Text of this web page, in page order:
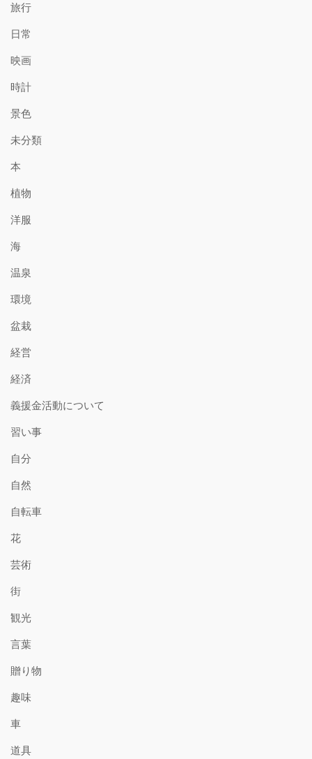
旅行
日常
映画
時計
景色
未分類
本
植物
洋服
海
温泉
環境
盆栽
経営
経済
義援金活動について
習い事
自分
自然
自転車
花
芸術
街
観光
言葉
贈り物
趣味
車
道具